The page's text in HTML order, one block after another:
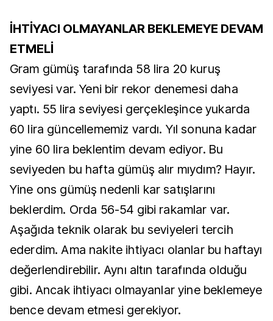
İHTİYACI OLMAYANLAR BEKLEMEYE DEVAM
ETMELİ
Gram gümüş tarafında 58 lira 20 kuruş
seviyesi var. Yeni bir rekor denemesi daha
yaptı. 55 lira seviyesi gerçekleşince yukarda
60 lira güncellememiz vardı. Yıl sonuna kadar
yine 60 lira beklentim devam ediyor. Bu
seviyeden bu hafta gümüş alır mıydım? Hayır.
Yine ons gümüş nedenli kar satışlarını
beklerdim. Orda 56-54 gibi rakamlar var.
Aşağıda teknik olarak bu seviyeleri tercih
ederdim. Ama nakite ihtiyacı olanlar bu haftayı
değerlendirebilir. Aynı altın tarafında olduğu
gibi. Ancak ihtiyacı olmayanlar yine beklemeye
bence devam etmesi gerekiyor.